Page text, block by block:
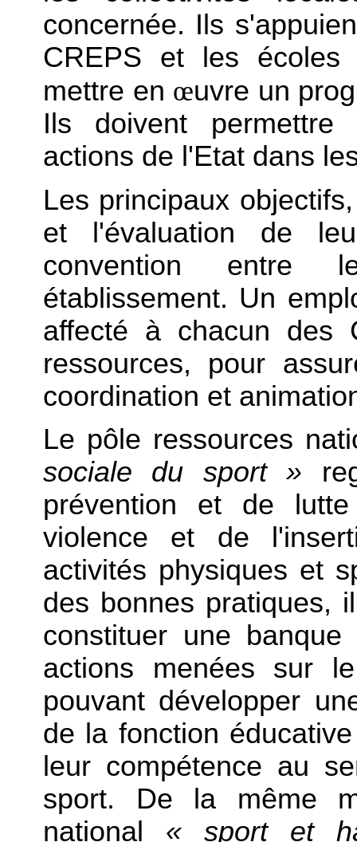
concernée. Ils
CREPS et les écoles
mettre en œuvre un
Ils doivent
actions de l'Etat dans
Les principaux
et l'évaluation de
convention entre
établissement. Un
affecté à chacun des
ressources, pour
coordination et
Le pôle ressources
sociale du sport »
prévention et de
violence et de
activités physiques et
des bonnes pratiques,
constituer une
actions menées sur
pouvant développer
de la fonction
leur compétence au
sport. De la même
national
« sport et